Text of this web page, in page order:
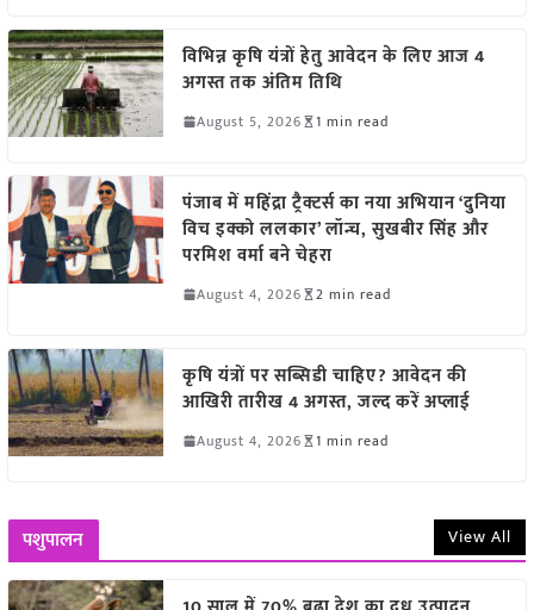
विभिन्न कृषि यंत्रों हेतु आवेदन के लिए आज 4
अगस्त तक अंतिम तिथि
August 5, 2026 1 min read
पंजाब में महिंद्रा ट्रैक्टर्स का नया अभियान ‘दुनिया
विच इक्को ललकार’ लॉन्च, सुखबीर सिंह और
परमिश वर्मा बने चेहरा
August 4, 2026 2 min read
कृषि यंत्रों पर सब्सिडी चाहिए? आवेदन की
आखिरी तारीख 4 अगस्त, जल्द करें अप्लाई
August 4, 2026 1 min read
पशुपालन View All